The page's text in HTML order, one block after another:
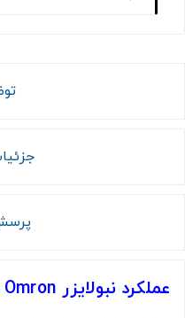
عملکرد نبولایزر Omron مدل A3 Complete